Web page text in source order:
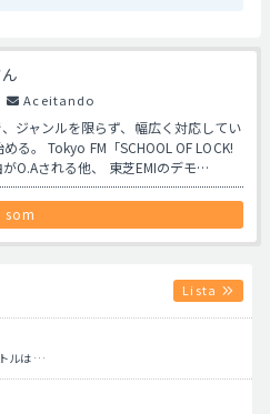
Aceitando
ジャンルを限らず、幅広く対応してい
る。 Tokyo FM「SCHOOL OF LOCK!
O.Aされる他、 東芝EMIのデモ…
Lista
ルは…